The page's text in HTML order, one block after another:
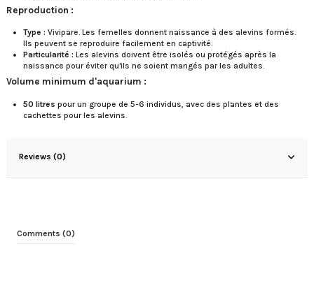
Reproduction :
Type : Vivipare. Les femelles donnent naissance à des alevins formés.
Ils peuvent se reproduire facilement en captivité.
Particularité : Les alevins doivent être isolés ou protégés après la
naissance pour éviter qu'ils ne soient mangés par les adultes.
Volume minimum d'aquarium :
50 litres pour un groupe de 5-6 individus, avec des plantes et des
cachettes pour les alevins.
Reviews (0)
Comments (0)